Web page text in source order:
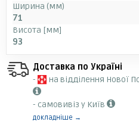
Ширина (мм)
71
Висота [мм]
93
Доставка по Україні
-
на відділення Нової
- самовивіз у Київ
докладніше →